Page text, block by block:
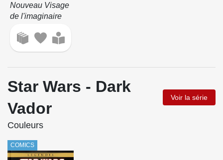
Nouveau Visage
de l'imaginaire
Star Wars - Dark
Vador
Voir la série
Couleurs
COMICS